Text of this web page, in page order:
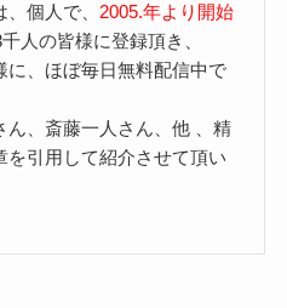
個人で、 2005.年より開始
人の皆様に登録頂き、
に、ほぼ毎日無料配信中で
ん、斎藤一人さん、他 、精
引用して紹介させて頂い